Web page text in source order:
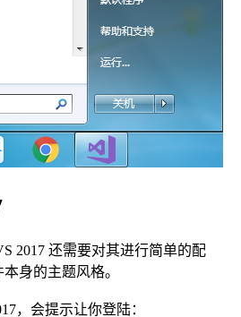
2017 还需要对其进行简单的配
身的主题风格。
，会提示让你登陆：